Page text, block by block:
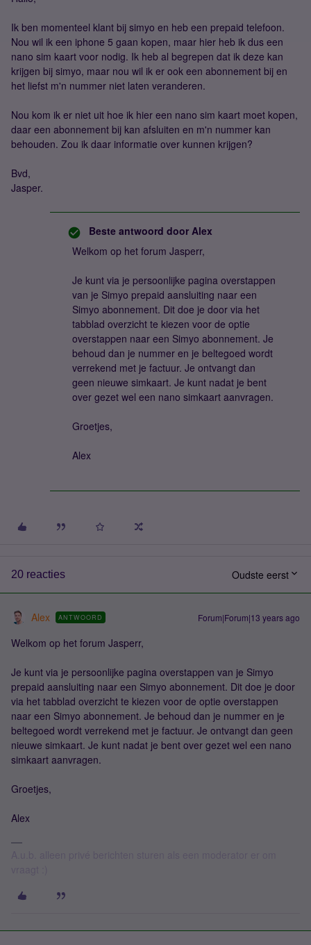
Ik ben momenteel klant bij simyo en heb een prepaid telefoon.
Nou wil ik een iphone 5 gaan kopen, maar hier heb ik dus een
nano sim kaart voor nodig. Ik heb al begrepen dat ik deze kan
krijgen bij simyo, maar nou wil ik er ook een abonnement bij en
het liefst m'n nummer niet laten veranderen.
Nou kom ik er niet uit hoe ik hier een nano sim kaart moet kopen,
daar een abonnement bij kan afsluiten en m'n nummer kan
behouden. Zou ik daar informatie over kunnen krijgen?
Bvd,
Jasper.
Beste antwoord door Alex
Welkom op het forum Jasperr,
Je kunt via je persoonlijke pagina overstappen
van je Simyo prepaid aansluiting naar een
Simyo abonnement. Dit doe je door via het
tabblad overzicht te kiezen voor de optie
overstappen naar een Simyo abonnement. Je
behoud dan je nummer en je beltegoed wordt
verrekend met je factuur. Je ontvangt dan
geen nieuwe simkaart. Je kunt nadat je bent
over gezet wel een nano simkaart aanvragen.
Groetjes,
Alex
20 reacties Oudste eerst
Alex ANTWOORD Forum|Forum|13 years ago
Welkom op het forum Jasperr,
Je kunt via je persoonlijke pagina overstappen van je Simyo
prepaid aansluiting naar een Simyo abonnement. Dit doe je door
via het tabblad overzicht te kiezen voor de optie overstappen
naar een Simyo abonnement. Je behoud dan je nummer en je
beltegoed wordt verrekend met je factuur. Je ontvangt dan geen
nieuwe simkaart. Je kunt nadat je bent over gezet wel een nano
simkaart aanvragen.
Groetjes,
Alex